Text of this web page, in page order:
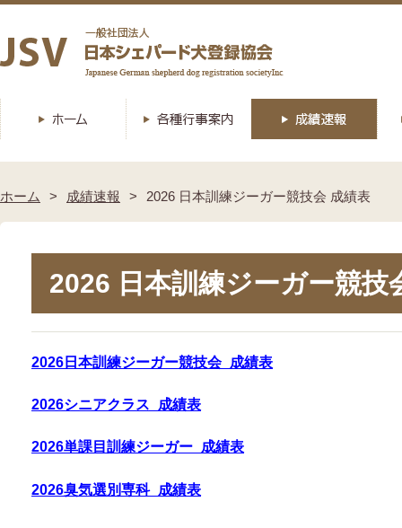
ホーム 成績速報 2026 日本訓練ジーガー競技会 成績表
2026 日本訓練ジーガー競技
2026日本訓練ジーガー競技会_成績表
2026シニアクラス_成績表
2026単課目訓練ジーガー_成績表
2026臭気選別専科_成績表